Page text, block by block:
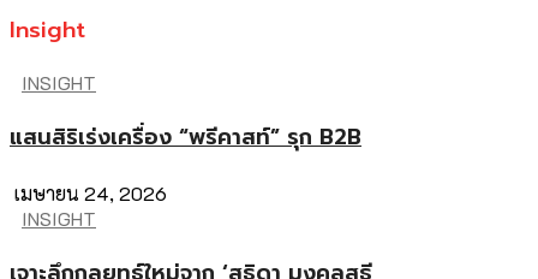
Insight
INSIGHT
แสนสิริเร่งเครื่อง “พรีคาสท์” รุก B2B
เมษายน 24, 2026
INSIGHT